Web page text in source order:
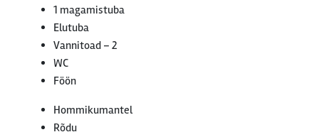
1 magamistuba
Elutuba
Vannitoad – 2
WC
Föön
Hommikumantel
Rõdu